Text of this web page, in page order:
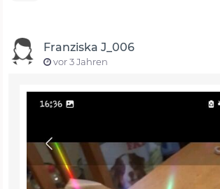
Franziska J_006
vor 3 Jahren